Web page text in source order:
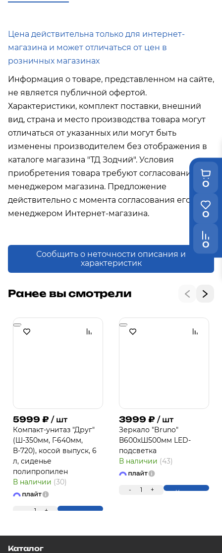
0
0
0
в город Поронайск при покупке
Цена действительна только для интернет-
магазина и может отличаться от цен в
розничных магазинах
Информация о товаре, представленном на сайте,
не является публичной офертой.
Характеристики, комплект поставки, внешний
вид, страна и место производства товара могут
отличаться от указанных или могут быть
изменены производителем без отображения в
каталоге магазина "ТД Зодчий". Условия
приобретения товара требуют согласования с
менеджером магазина. Предложение
действительно с момента согласования его с
менеджером Интернет-магазина.
Сообщить о неточности описания и
характеристик
Ранее вы смотрели
5999 ₽ / шт
Компакт-унитаз "Друг"
(Ш-350мм, Г-640мм,
В-720), косой выпуск, 6
л, сиденье
полипропилен
В наличии (30)
1 + Купить
3999 ₽ / шт
Зеркало "Bruno"
В600хШ500мм LED-
подсветка
В наличии (43)
- 1 + Купить
Каталог